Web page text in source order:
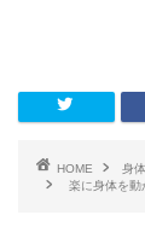
HOME
身
楽に身体を動